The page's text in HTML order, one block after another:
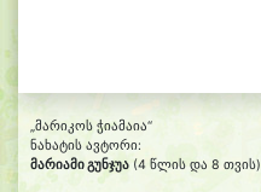
„მარიკოს ჭიამაია“
ნახატის ავტორი:
მარიამი გუნჯუა (4 წლის და 8 თვის)